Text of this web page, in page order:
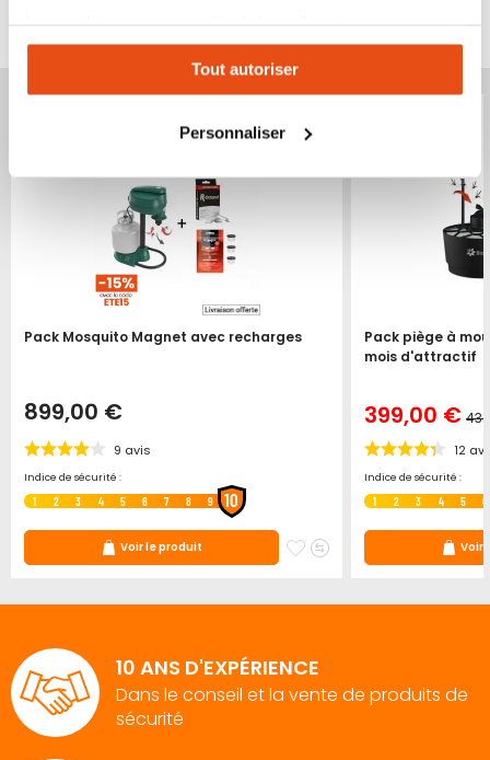
expérience personnalisée sur notre site. Vous pouvez
changer votre choix à n'importe quel moment. Refuser
tous les cookies peut limiter certaines fonctionnalités.
Tout autoriser
Personnaliser
Pack Mosquito Magnet avec recharges
899,00 €
9 avis
Indice de sécurité :
1 2 3 4 5 6 7 8 9 10
Voir le produit
AjouterAjouter
Pack piège à
mois d'attractif
399,00 €
12
Indice de sécurité :
1 2 3 4 5 6
Voir
10 ANS D'EXPÉRIENCE
Dans le conseil et la vente de produits de
sécurité